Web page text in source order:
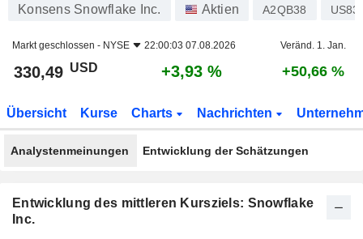
Konsens Snowflake Inc. Aktien A2QB38
Markt geschlossen - NYSE 22:00:03 07.08.2026 Veränd. 1. Jan.
330,49 USD +3,93 % +50,66 %
Übersicht Kurse Charts Nachrichten
Analystenmeinungen Entwicklung der Schätzungen
Entwicklung des mittleren Kursziels: Snowflake
Inc.